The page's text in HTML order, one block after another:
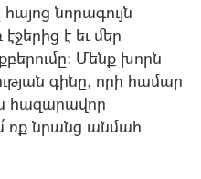
նորագույն
է եւ մեր
Մենք խորն
գինը, որի համար
հազարավոր
ռք նրանց անմահ